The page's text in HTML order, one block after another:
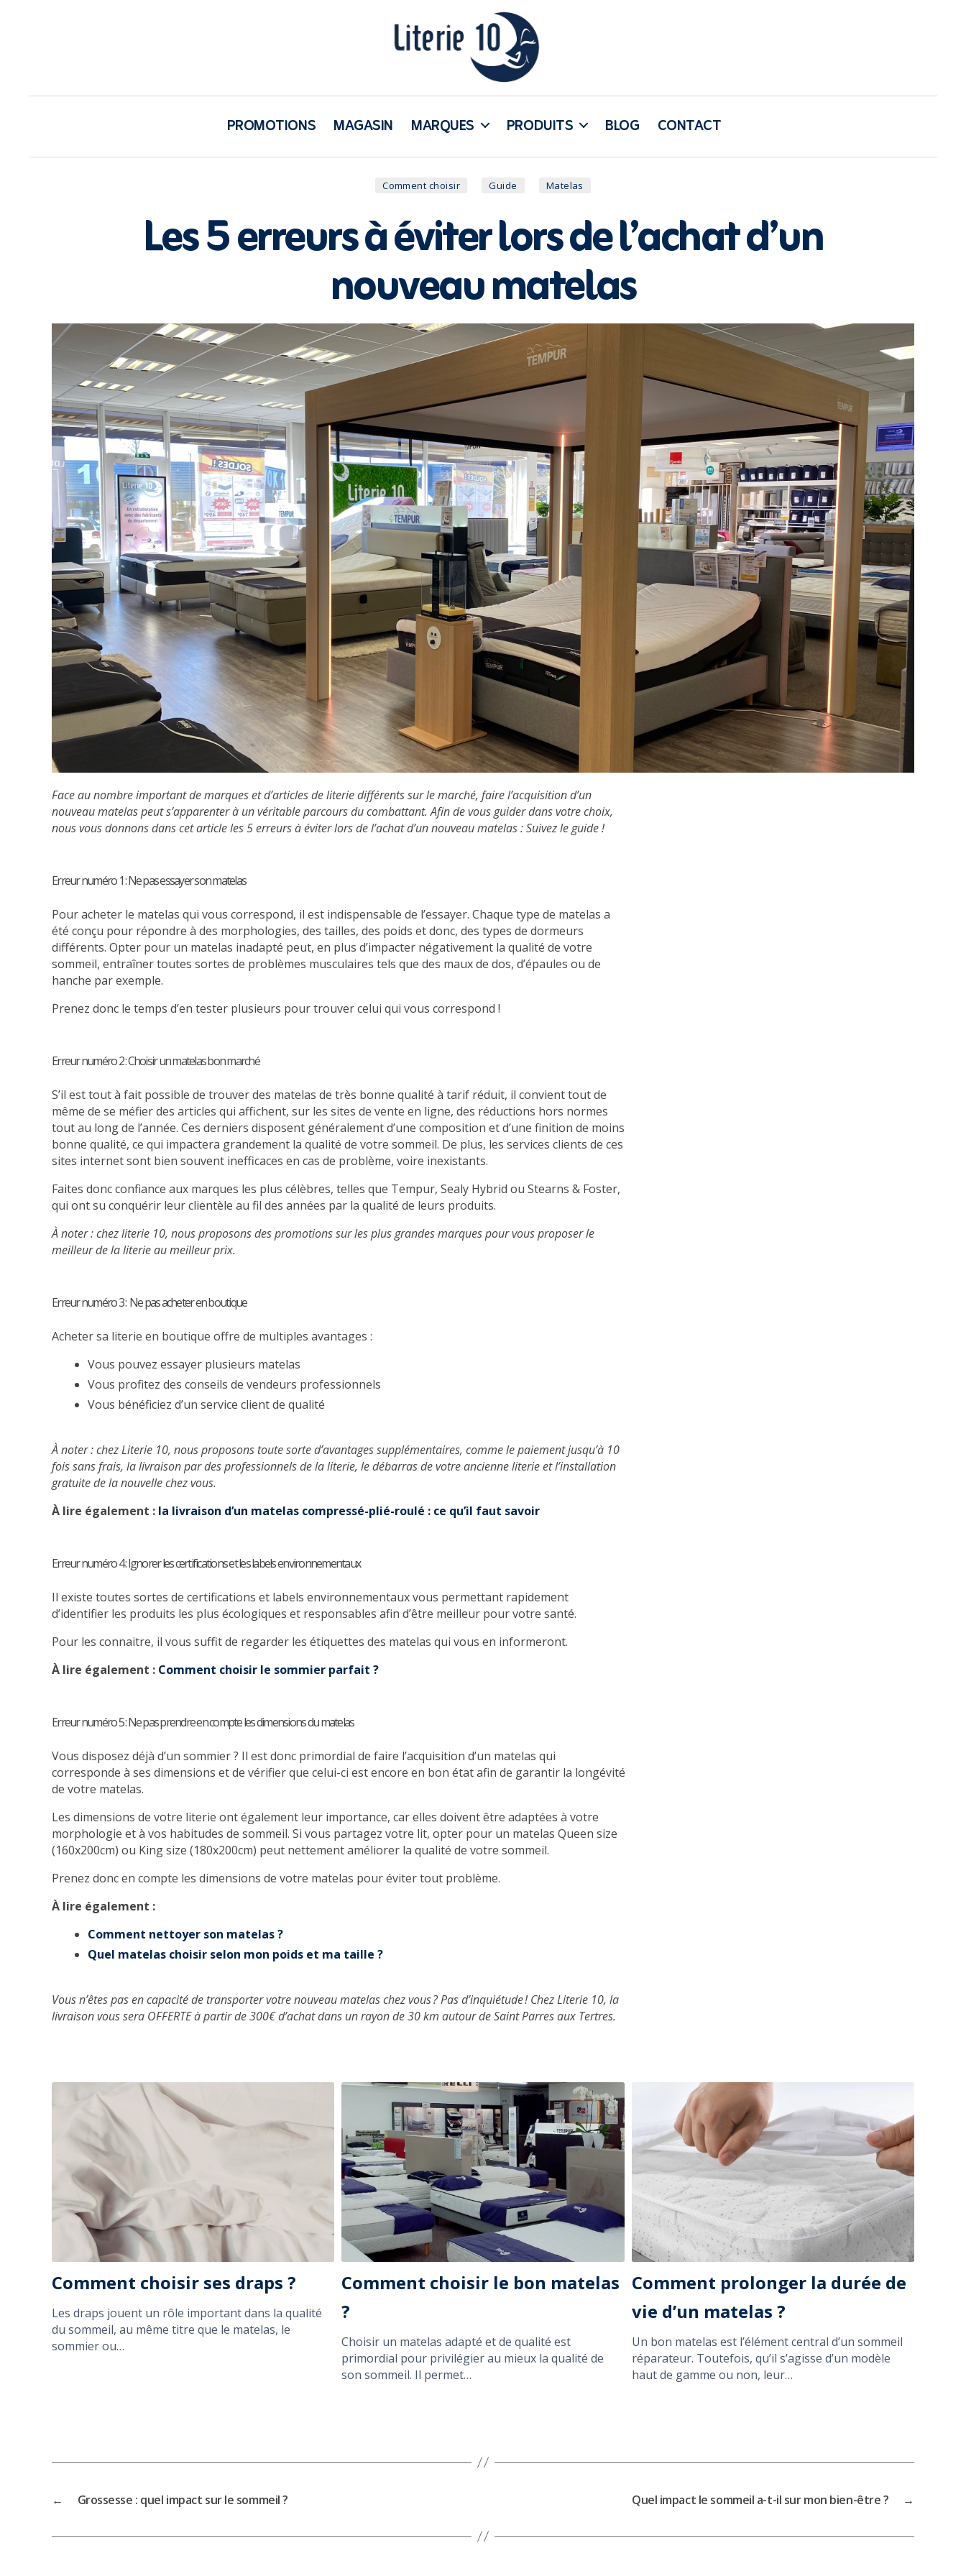
PROMOTIONS MAGASIN MARQUES PRODUITS BLOG CONTACT
Comment choisir Guide Matelas
Les 5 erreurs à éviter lors de l’achat d’un
nouveau matelas
Face au nombre important de marques et d’articles de literie différents sur le marché, faire l’acquisition d’un
nouveau matelas peut s’apparenter à un véritable parcours du combattant. Afin de vous guider dans votre choix,
nous vous donnons dans cet article les 5 erreurs à éviter lors de l’achat d’un nouveau matelas : Suivez le guide !
Erreur numéro 1 : Ne pas essayer son matelas
Pour acheter le matelas qui vous correspond, il est indispensable de l’essayer. Chaque type de matelas a
été conçu pour répondre à des morphologies, des tailles, des poids et donc, des types de dormeurs
différents. Opter pour un matelas inadapté peut, en plus d’impacter négativement la qualité de votre
sommeil, entraîner toutes sortes de problèmes musculaires tels que des maux de dos, d’épaules ou de
hanche par exemple.
Prenez donc le temps d’en tester plusieurs pour trouver celui qui vous correspond !
Erreur numéro 2 : Choisir un matelas bon marché
S’il est tout à fait possible de trouver des matelas de très bonne qualité à tarif réduit, il convient tout de
même de se méfier des articles qui affichent, sur les sites de vente en ligne, des réductions hors normes
tout au long de l’année. Ces derniers disposent généralement d’une composition et d’une finition de moins
bonne qualité, ce qui impactera grandement la qualité de votre sommeil. De plus, les services clients de ces
sites internet sont bien souvent inefficaces en cas de problème, voire inexistants.
Faites donc confiance aux marques les plus célèbres, telles que Tempur, Sealy Hybrid ou Stearns & Foster,
qui ont su conquérir leur clientèle au fil des années par la qualité de leurs produits.
À noter : chez literie 10, nous proposons despromotionssur les plus grandes marques pour vous proposer le
meilleur de la literie au meilleur prix.
Erreur numéro 3 : Ne pas acheter en boutique
Acheter sa literie en boutique offre de multiples avantages :
Vous pouvez essayer plusieurs matelas
Vous profitez des conseils de vendeurs professionnels
Vous bénéficiez d’un service client de qualité
À noter : chez Literie 10, nous proposons toute sorte d’avantages supplémentaires, comme le paiement jusqu’à 10
fois sans frais, la livraison par des professionnels de la literie, le débarras de votre ancienne literie et l’installation
gratuite de la nouvelle chez vous.
À lire également : la livraison d’un matelas compressé-plié-roulé : ce qu’il faut savoir
Erreur numéro 4 : Ignorer les certifications et les labels environnementaux
Il existe toutes sortes de certifications et labels environnementaux vous permettant rapidement
d’identifier les produits les plus écologiques et responsables afin d’être meilleur pour votre santé.
Pour les connaitre, il vous suffit de regarder les étiquettes des matelas qui vous en informeront.
À lire également : Comment choisir le sommier parfait ?
Erreur numéro 5 : Ne pas prendre en compte les dimensions du matelas
Vous disposez déjà d’un sommier ? Il est donc primordial de faire l’acquisition d’un matelas qui
corresponde à ses dimensions et de vérifier que celui-ci est encore en bon état afin de garantir la longévité
de votre matelas.
Les dimensions de votre literie ont également leur importance, car elles doivent être adaptées à votre
morphologie et à vos habitudes de sommeil. Si vous partagez votre lit, opter pour un matelas Queen size
(160x200cm) ou King size (180x200cm) peut nettement améliorer la qualité de votre sommeil.
Prenez donc en compte les dimensions de votre matelas pour éviter tout problème.
À lire également :
Comment nettoyer son matelas ?
Quel matelas choisir selon mon poids et ma taille ?
Vous n’êtes pas en capacité de transporter votre nouveau matelas chez vous ? Pas d’inquiétude ! ChezLiterie 10, la
livraison vous sera OFFERTE à partir de 300€ d’achat dans un rayon de 30 km autour de Saint Parres aux Tertres.
Comment choisir ses draps ?
Les draps jouent un rôle important dans la qualité
du sommeil, au même titre que le matelas, le
sommier ou…
Comment choisir le bon matelas
?
Choisir un matelas adapté et de qualité est
primordial pour privilégier au mieux la qualité de
son sommeil. Il permet…
Comment prolonger la durée de
vie d’un matelas ?
Un bon matelas est l’élément central d’un sommeil
réparateur. Toutefois, qu’il s’agisse d’un modèle
haut de gamme ou non, leur…
← Grossesse : quel impact sur le sommeil ? →
Quel impact le sommeil a-t-il sur mon bien-être ?